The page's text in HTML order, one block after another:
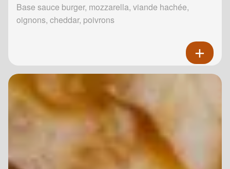
Base sauce burger, mozzarella, viande hachée,
oignons, cheddar, poivrons